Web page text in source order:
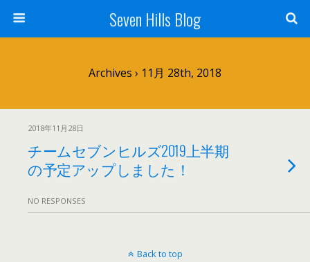
Seven Hills Blog
Archives › 11月 28th, 2018
2018年11月28日
チームセブンヒルズ2019上半期
の予定アップしました！
NO RESPONSES
Back to top